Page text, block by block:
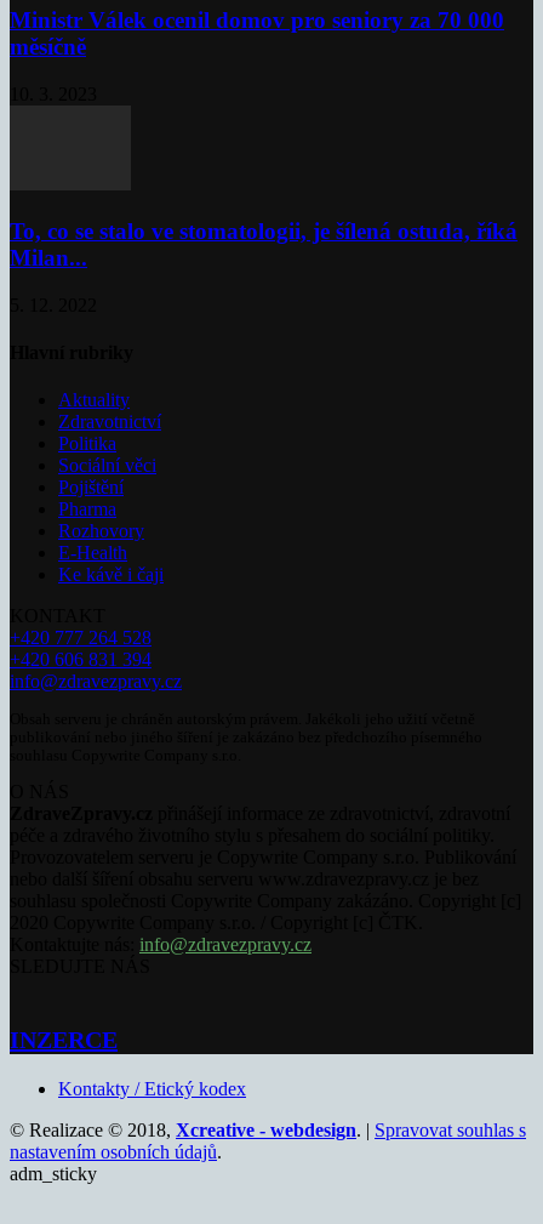
Ministr Válek ocenil domov pro seniory za 70 000
měsíčně
To, co se stalo ve stomatologii, je šílená ostuda, říká
Milan...
Aktuality
Zdravotnictví
Politika
Sociální věci
Pojištění
Pharma
Rozhovory
E-Health
Ke kávě i čaji
+420 777 264 528
+420 606 831 394
info@zdravezpravy.cz
info@zdravezpravy.cz
INZERCE
Kontakty / Etický kodex
© Realizace © 2018, Xcreative - webdesign. | Spravovat souhlas s
nastavením osobních údajů.
adm_sticky